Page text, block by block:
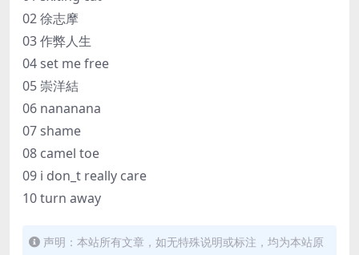
02 徐志摩
03 作弊人生
04 set me free
05 崇洋結
06 nananana
07 shame
08 camel toe
09 i don_t really care
10 turn away
声明：本站所有文章，如无特殊说明或标注，均为本站原